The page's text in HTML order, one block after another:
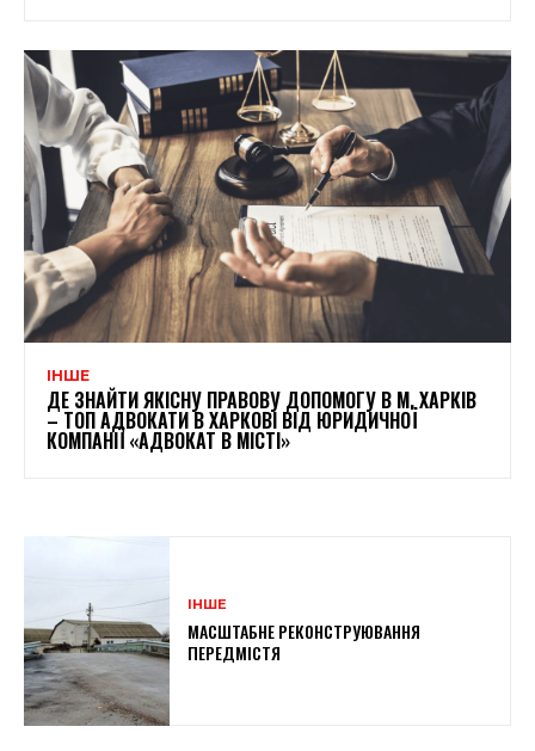
ІНШЕ
ДЕ ЗНАЙТИ ЯКІСНУ ПРАВОВУ ДОПОМОГУ В М. ХАРКІВ
– ТОП АДВОКАТИ В ХАРКОВІ ВІД ЮРИДИЧНОЇ
КОМПАНІЇ «АДВОКАТ В МІСТІ»
ІНШЕ
МАСШТАБНЕ РЕКОНСТРУЮВАННЯ
ПЕРЕДМІСТЯ